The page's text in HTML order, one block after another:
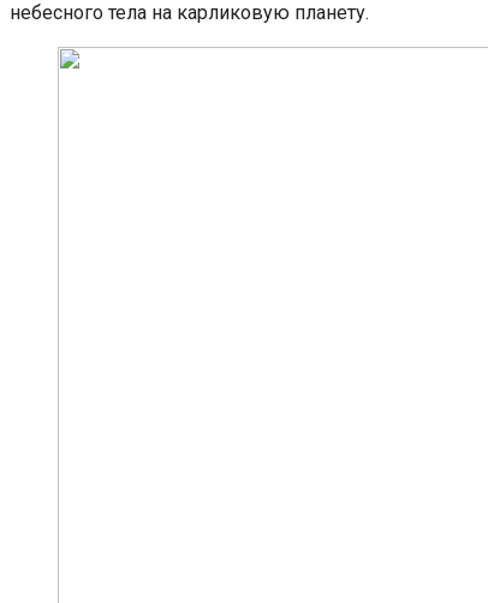
небесного тела на карликовую планету.